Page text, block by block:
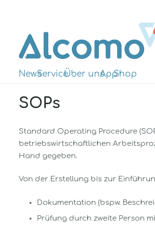
NewsServiceÜber unsAppShop
SOPs
Standard Operating Procedure
betriebswirtschaftlichen
Hand gegeben.
Von der Erstellung bis zur
Dokumentation (bspw.
Prüfung durch zweite Person